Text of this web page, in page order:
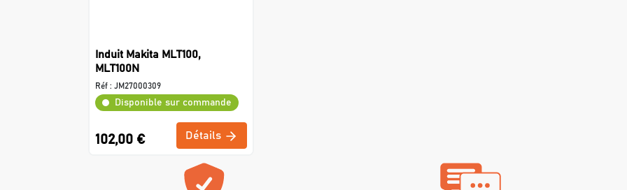
Induit Makita MLT100,
MLT100N
Réf : JM27000309
Disponible sur commande
102,00 € Détails